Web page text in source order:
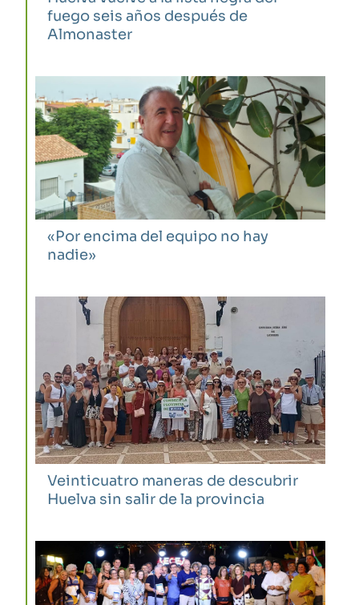
fuego seis años después de
Almonaster
«Por encima del equipo no hay
nadie»
Veinticuatro maneras de descubrir
Huelva sin salir de la provincia